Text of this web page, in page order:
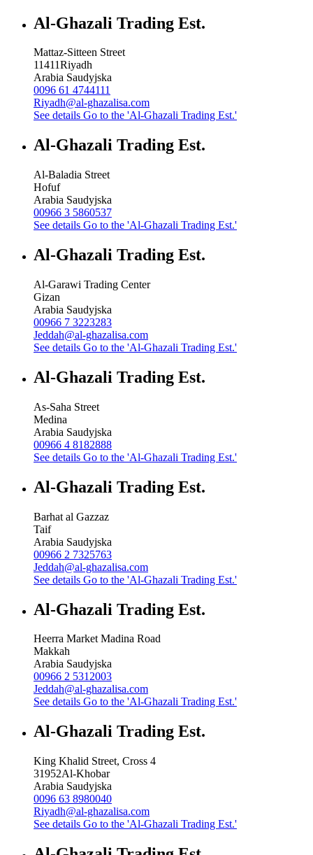
Al-Ghazali Trading Est.
Mattaz-Sitteen Street
11411Riyadh
Arabia Saudyjska
0096 61 4744111
Riyadh@al-ghazalisa.com
See details Go to the 'Al-Ghazali Trading Est.'
Al-Ghazali Trading Est.
Al-Baladia Street
Hofuf
Arabia Saudyjska
00966 3 5860537
See details Go to the 'Al-Ghazali Trading Est.'
Al-Ghazali Trading Est.
Al-Garawi Trading Center
Gizan
Arabia Saudyjska
00966 7 3223283
Jeddah@al-ghazalisa.com
See details Go to the 'Al-Ghazali Trading Est.'
Al-Ghazali Trading Est.
As-Saha Street
Medina
Arabia Saudyjska
00966 4 8182888
See details Go to the 'Al-Ghazali Trading Est.'
Al-Ghazali Trading Est.
Barhat al Gazzaz
Taif
Arabia Saudyjska
00966 2 7325763
Jeddah@al-ghazalisa.com
See details Go to the 'Al-Ghazali Trading Est.'
Al-Ghazali Trading Est.
Heerra Market Madina Road
Makkah
Arabia Saudyjska
00966 2 5312003
Jeddah@al-ghazalisa.com
See details Go to the 'Al-Ghazali Trading Est.'
Al-Ghazali Trading Est.
King Khalid Street, Cross 4
31952Al-Khobar
Arabia Saudyjska
0096 63 8980040
Riyadh@al-ghazalisa.com
See details Go to the 'Al-Ghazali Trading Est.'